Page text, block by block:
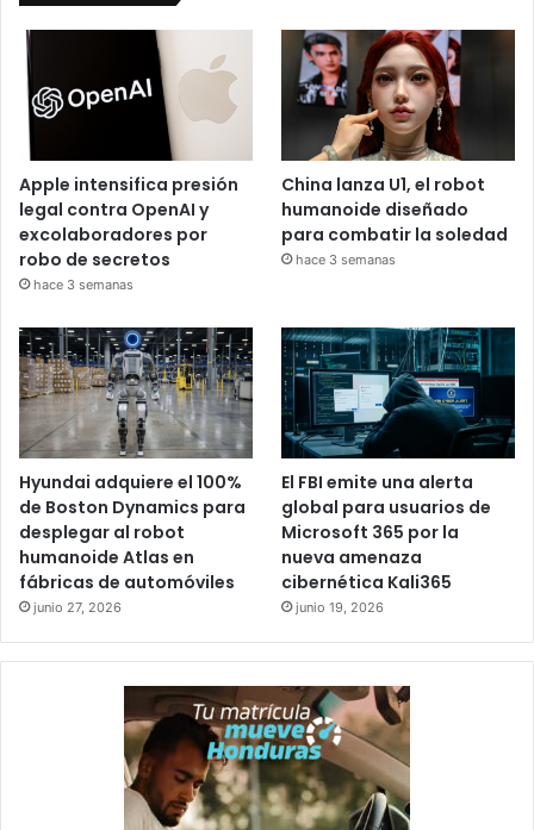
Apple intensifica presión
legal contra OpenAI y
excolaboradores por
robo de secretos
hace 3 semanas
China lanza U1, el robot
humanoide diseñado
para combatir la soledad
hace 3 semanas
Hyundai adquiere el 100%
de Boston Dynamics para
desplegar al robot
humanoide Atlas en
fábricas de automóviles
junio 27, 2026
El FBI emite una alerta
global para usuarios de
Microsoft 365 por la
nueva amenaza
cibernética Kali365
junio 19, 2026